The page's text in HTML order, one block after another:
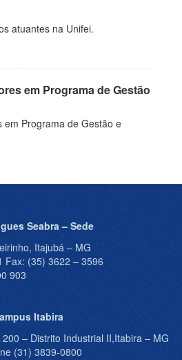
atuantes na Unifei.
em Programa de Gestão
em Programa de Gestão e
Seabra – Sede
Itajubá – MG
Fax: (35) 3622 – 3596
903
Itabira
– Distrito Industrial II,Itabira – MG
(31) 3839-0800